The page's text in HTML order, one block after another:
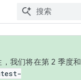
我们将在第 2 季度和